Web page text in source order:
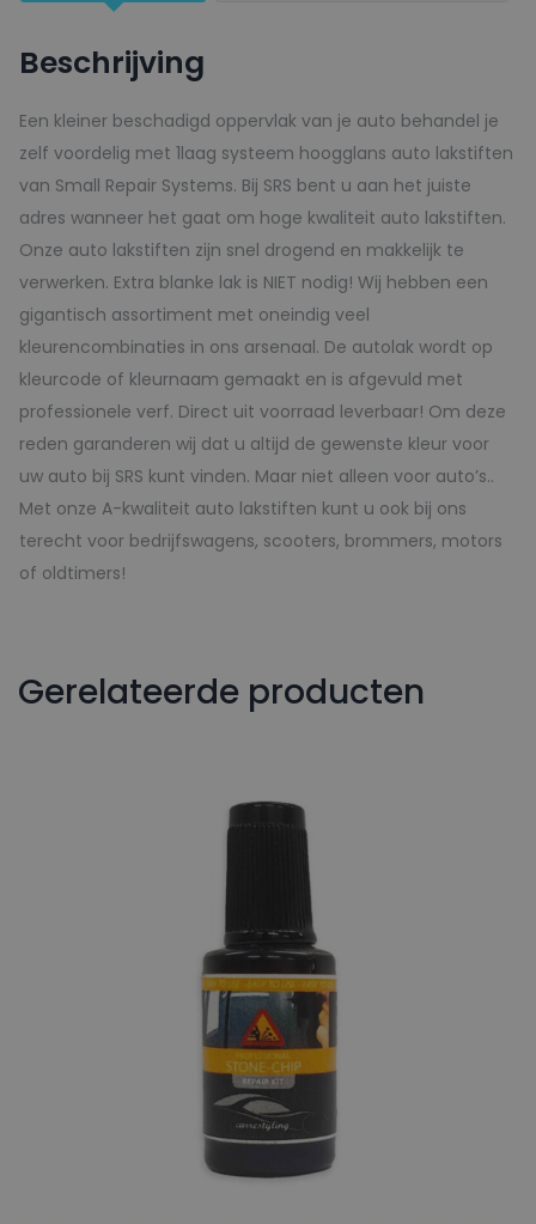
Beschrijving
Een kleiner beschadigd oppervlak van je auto behandel je
zelf voordelig met 1laag systeem hoogglans auto lakstiften
van Small Repair Systems. Bij SRS bent u aan het juiste
adres wanneer het gaat om hoge kwaliteit auto lakstiften.
Onze auto lakstiften zijn snel drogend en makkelijk te
verwerken. Extra blanke lak is NIET nodig! Wij hebben een
gigantisch assortiment met oneindig veel
kleurencombinaties in ons arsenaal. De autolak wordt op
kleurcode of kleurnaam gemaakt en is afgevuld met
professionele verf. Direct uit voorraad leverbaar! Om deze
reden garanderen wij dat u altijd de gewenste kleur voor
uw auto bij SRS kunt vinden. Maar niet alleen voor auto’s..
Met onze A-kwaliteit auto lakstiften kunt u ook bij ons
terecht voor bedrijfswagens, scooters, brommers, motors
of oldtimers!
Gerelateerde producten